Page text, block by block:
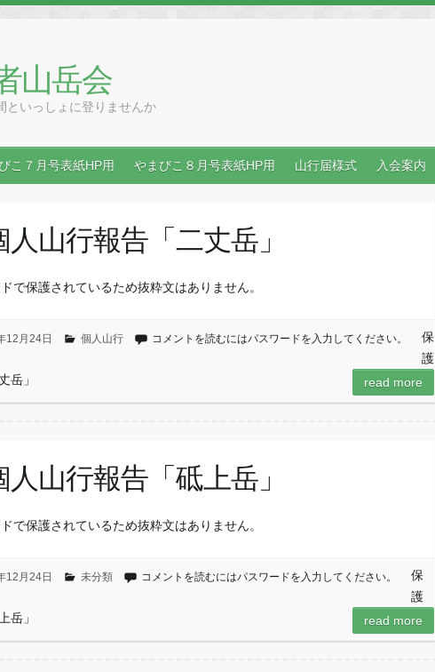
山岳会
といっしょに登りませんか
こ７月号表紙HP用 やまびこ８月号表紙HP用 山行届様式 入会案内
人山行報告「二丈岳」
で保護されているため抜粋文はありません。
12月24日 個人山行 コメントを読むにはパスワードを入力してください。
保
護
岳」
read more
人山行報告「砥上岳」
で保護されているため抜粋文はありません。
12月24日 未分類 コメントを読むにはパスワードを入力してください。
保
護
岳」
read more